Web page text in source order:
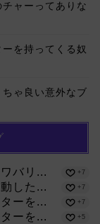
ャーってありな
を持ってくる奴
ゃ良い意外なブ
バリ... +7
した... +7
ーを... +7
ーを... +5